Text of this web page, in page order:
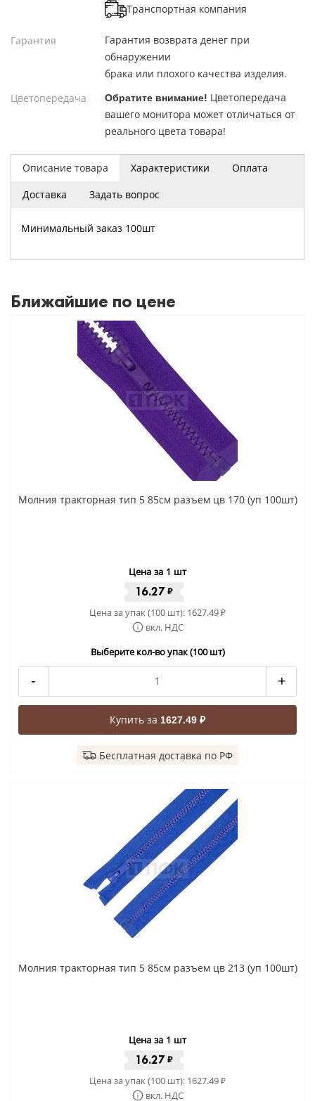
Описание товара Характеристики
Оплата
Доставка
Задать вопрос
Минимальный заказ 100шт
Транспортная компания
Гарантия
Гарантия возврата денег при
обнаружении
брака или плохого качества изделия.
Цветопередача
Обратите внимание! Цветопередача
вашего монитора может отличаться от
реального цвета товара!
Ближайшие по цене
Молния тракторная тип 5 85см разъем цв 170 (уп 100шт)
Цена за 1 шт
16.27₽
Цена за упак (100 шт): 1627.49₽
вкл. НДС
Выберите кол-во упак (100 шт)
- +
Купить за 1627.49 ₽
Бесплатная доставка по РФ
Молния тракторная тип 5 85см разъем цв 213 (уп 100шт)
Цена за 1 шт
16.27₽
Цена за упак (100 шт): 1627.49₽
вкл. НДС